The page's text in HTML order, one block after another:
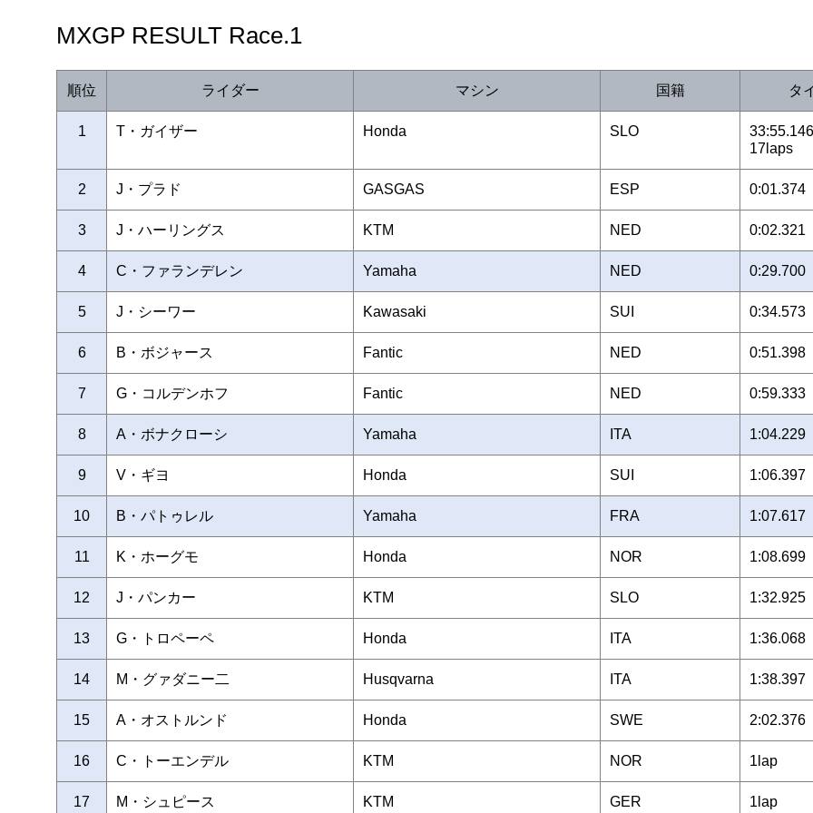
MXGP RESULT Race.1
順位 ライダー マシン 国籍 タ
1 T・ガイザー Honda SLO
17laps
2 J・プラド GASGAS ESP 0:01.374
3 J・ハーリングス KTM NED 0:02.321
4 C・ファランデレン Yamaha NED 0:29.700
5 J・シーワー Kawasaki SUI 0:34.573
6 B・ボジャース Fantic NED 0:51.398
7 G・コルデンホフ Fantic NED 0:59.333
8 A・ボナクローシ Yamaha ITA 1:04.229
9 V・ギヨ Honda SUI 1:06.397
10 B・パトゥレル Yamaha FRA 1:07.617
11 K・ホーグモ Honda NOR 1:08.699
12 J・パンカー KTM SLO 1:32.925
13 G・トロペーペ Honda ITA 1:36.068
14 M・グァダニー二 Husqvarna ITA 1:38.397
15 A・オストルンド Honda SWE 2:02.376
16 C・トーエンデル KTM NOR 1lap
17 M・シュピース KTM GER 1lap